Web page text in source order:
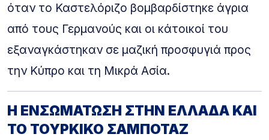
όταν το Καστελόριζο βομβαρδίστηκε άγρια
από τους Γερμανούς και οι κάτοικοί του
εξαναγκάστηκαν σε μαζική προσφυγιά προς
την Κύπρο και τη Μικρά Ασία.
Η ΕΝΣΩΜΑΤΩΣΗ ΣΤΗΝ ΕΛΛΑΔΑ ΚΑΙ
ΤΟ ΤΟΥΡΚΙΚΟ ΣΑΜΠΟΤΑΖ